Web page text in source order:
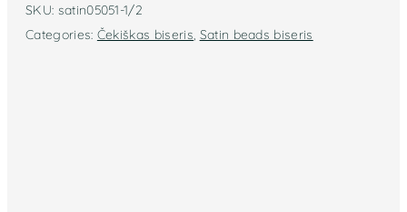
SKU: satin05051-1/2
Categories: Čekiškas biseris Satin beads biseris